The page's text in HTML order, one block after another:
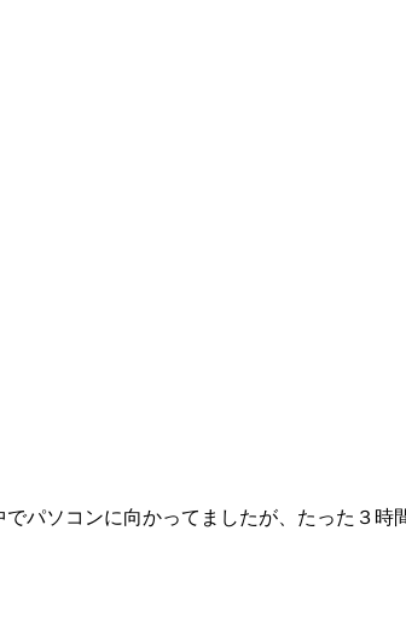
パソコンに向かってましたが、たった３